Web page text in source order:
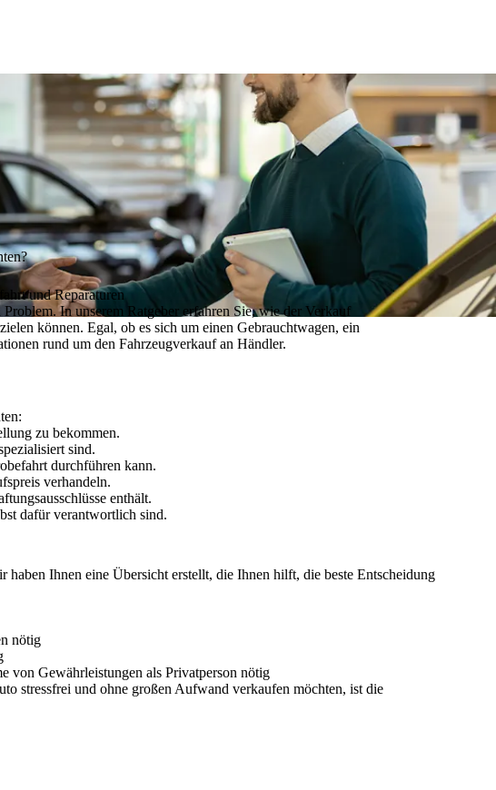
und Reparaturen
In unserem Ratgeber erfahren Sie, wie der Verkauf
können. Egal, ob es sich um einen Gebrauchtwagen, ein
rund um den Fahrzeugverkauf an Händler.
:
zu bekommen.
sind.
durchführen kann.
verhandeln.
enthält.
dafür verantwortlich sind.
haben Ihnen eine Übersicht erstellt, die Ihnen hilft, die beste Entscheidung
nötig
von Gewährleistungen als Privatperson nötig
stressfrei und ohne großen Aufwand verkaufen möchten, ist die